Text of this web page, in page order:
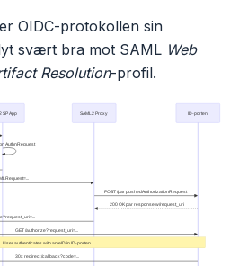
OIDC-protokollen sin
svært bra mot SAML Web
Resolution-profil.